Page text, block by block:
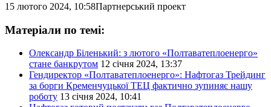
15 лютого 2024, 10:58Партнерський проект
Матеріали по темі:
Олександр Біленький: з лютого «Полтаватеплоенерго»
стане банкрутом 12 січня 2024, 13:37
Гендиректор «Полтаватеплоенерго»: Нафтогаз Трейдинг
за борги Кременчуцької ТЕЦ фактично зупиняє нашу
роботу 13 січня 2024, 10:41